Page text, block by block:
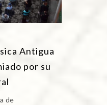
Antigua
por su
de